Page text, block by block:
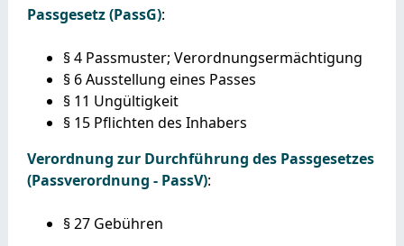
Passgesetz (PassG):
§ 4Passmuster; Verordnungsermächtigung
§ 6 Ausstellung eines Passes
§ 11 Ungültigkeit
§ 15 Pflichten des Inhabers
Verordnung zur Durchführung des Passgesetzes
(Passverordnung - PassV):
§ 27Gebühren